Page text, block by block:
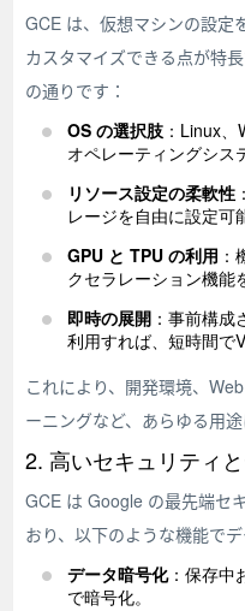
GCE は、仮想マシンの設定
カスタマイズできる点が特
の通りです：
OS の選択肢 ：Linux
オペレーティングシス
リソース設定の柔軟性
レージを自由に設定可
GPU と TPU の利用
クセラレーション機能
即時の展開 ：事前構
利用すれば、短時間で
これにより、開発環境、
ーニングなど、あらゆる用途
2. 高いセキュリティ
GCE は Google の最先端セ
おり、以下のような機能で
データ暗号化：保存中
で暗号化。